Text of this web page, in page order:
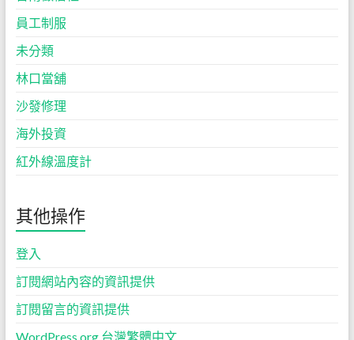
員工制服
未分類
林口當舖
沙發修理
海外投資
紅外線溫度計
其他操作
登入
訂閱網站內容的資訊提供
訂閱留言的資訊提供
WordPress.org 台灣繁體中文